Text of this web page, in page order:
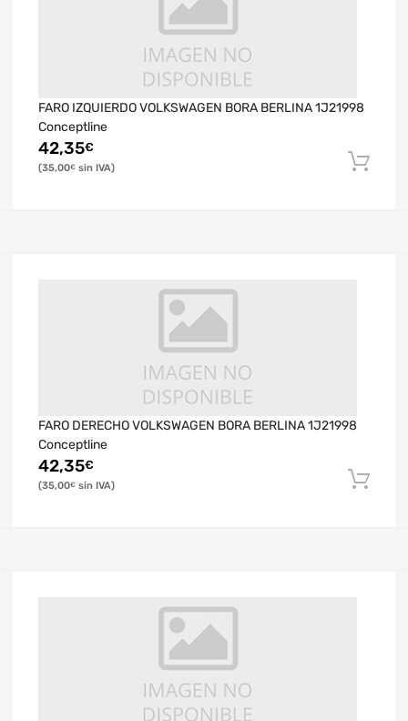
FARO IZQUIERDO VOLKSWAGEN BORA BERLINA 1J21998
Conceptline
42,35€
35,00€
FARO DERECHO VOLKSWAGEN BORA BERLINA 1J21998
Conceptline
42,35€
35,00€